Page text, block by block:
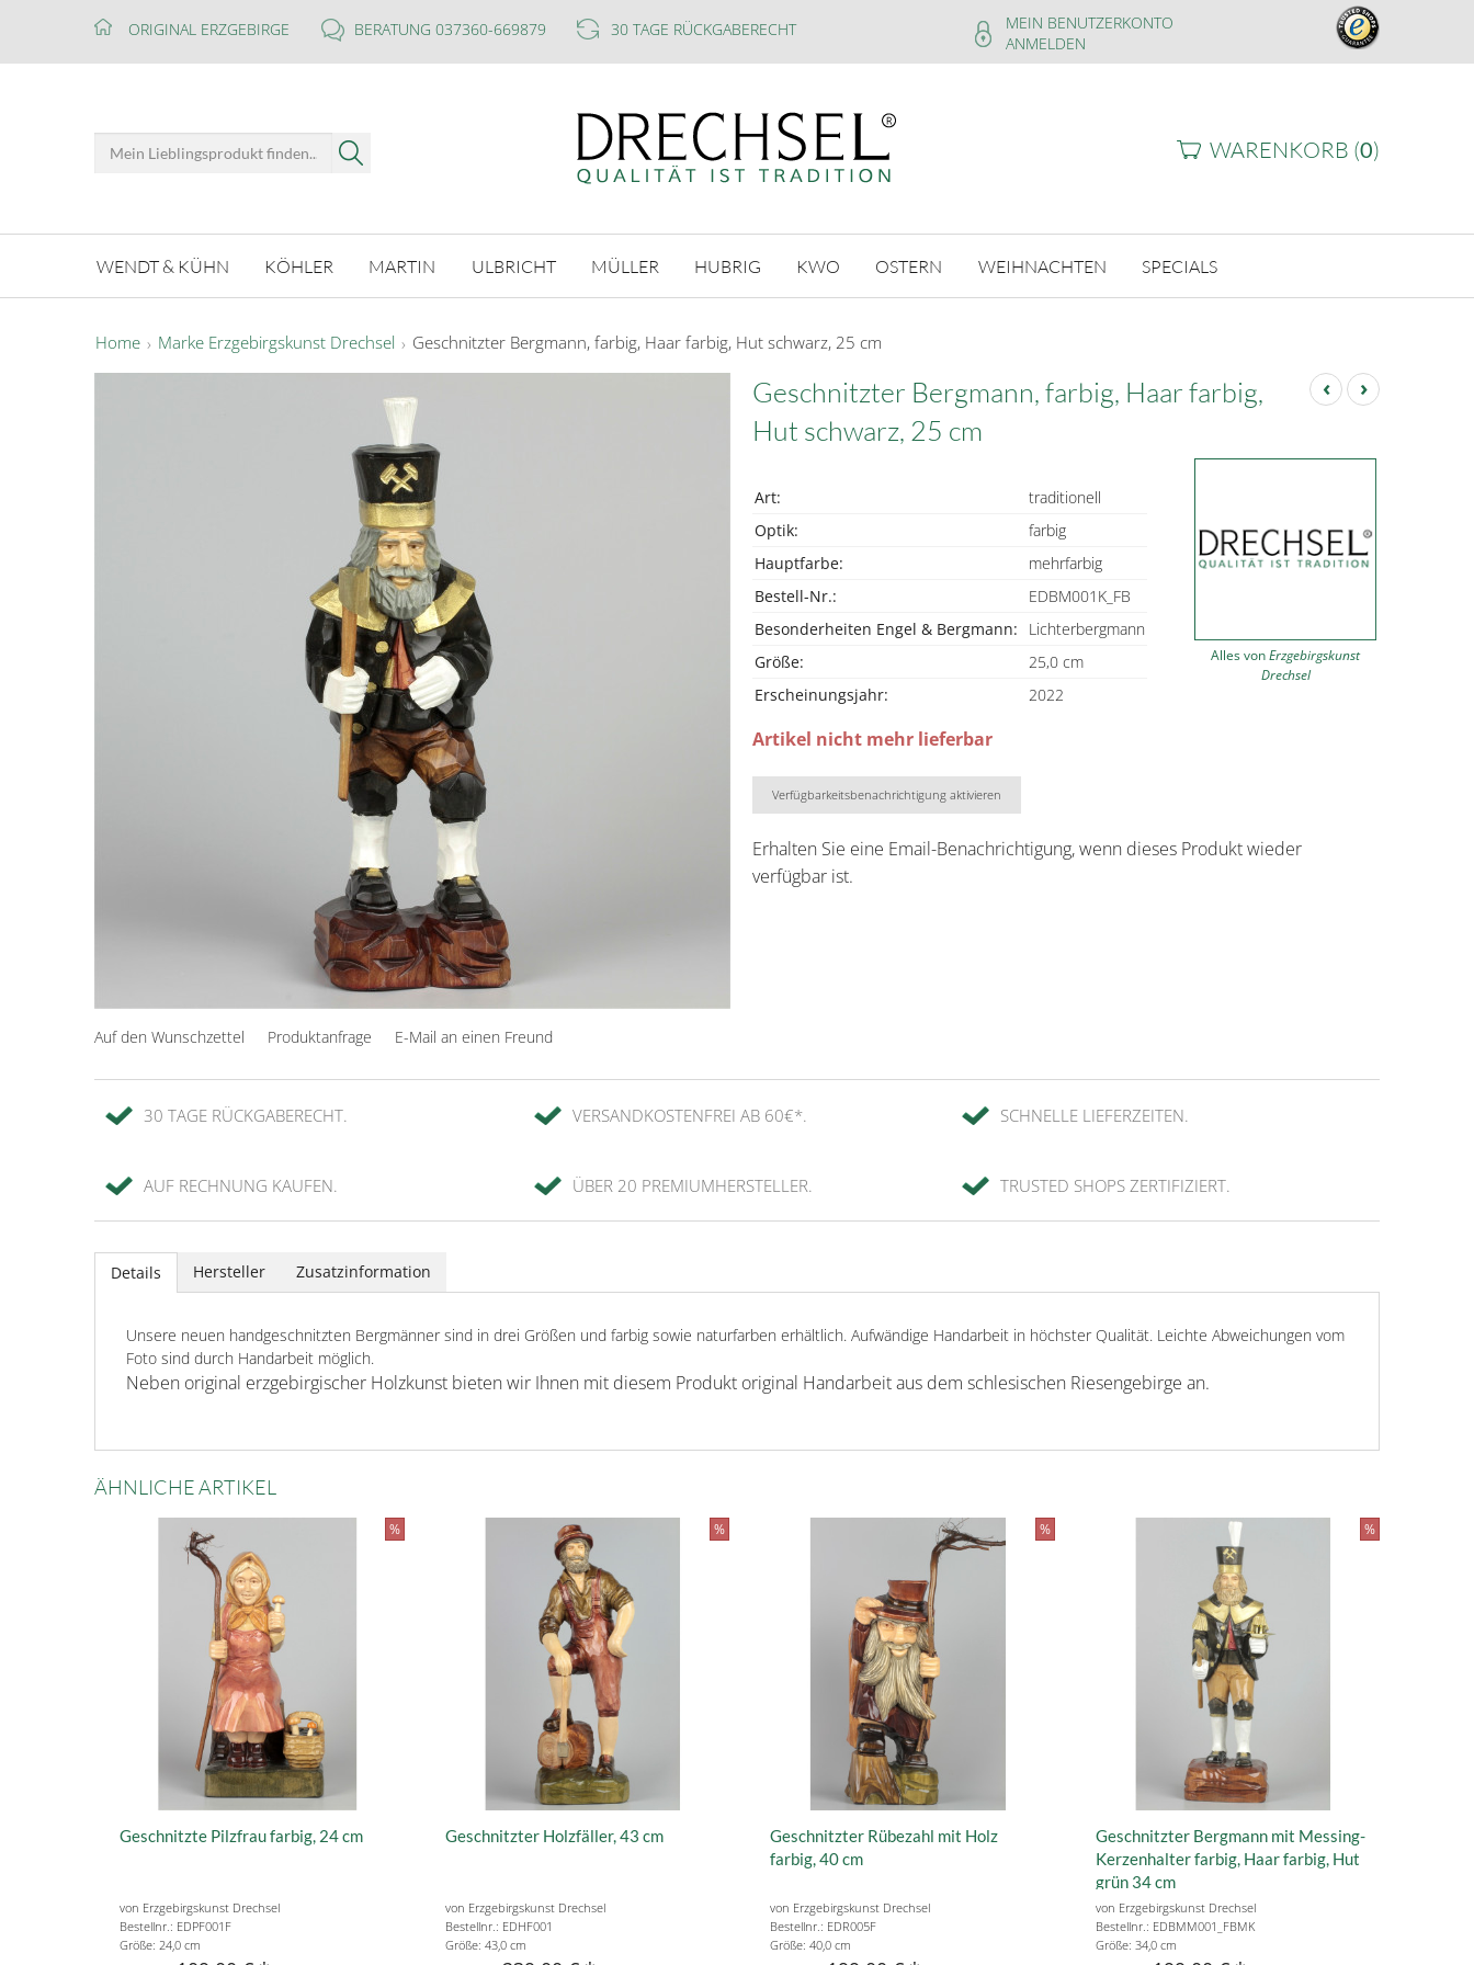
ORIGINAL ERZGEBIRGE BERATUNG 037360-669879 30 TAGE RÜCKGABERECHT
MEIN BENUTZERKONTO
ANMELDEN
WARENKORB (0)
WENDT & KÜHN KÖHLER MARTIN ULBRICHT MÜLLER HUBRIG KWO OSTERN WEIHNACHTEN SPECIALS
Home Marke Erzgebirgskunst Drechsel Geschnitzter Bergmann, farbig, Haar farbig, Hut schwarz, 25 cm
‹ ›
Geschnitzter Bergmann, farbig, Haar farbig,
Hut schwarz, 25 cm
Art:
traditionell
Optik:
farbig
Hauptfarbe:
mehrfarbig
Bestell-Nr.:
EDBM001K_FB
Besonderheiten Engel & Bergmann:
Lichterbergmann
Größe:
25,0 cm
Erscheinungsjahr:
2022
Alles vonErzgebirgskunst
Drechsel
Artikel nicht mehr lieferbar
Verfügbarkeitsbenachrichtigung aktivieren
Erhalten Sie eine Email-Benachrichtigung, wenn dieses Produkt wieder
verfügbar ist.
Auf den Wunschzettel Produktanfrage E-Mail an einen Freund
30 TAGE RÜCKGABERECHT. VERSANDKOSTENFREI AB 60€*. SCHNELLE LIEFERZEITEN.
AUF RECHNUNG KAUFEN. ÜBER 20 PREMIUMHERSTELLER. TRUSTED SHOPS ZERTIFIZIERT.
Details Hersteller Zusatzinformation
Unsere neuen handgeschnitzten Bergmänner sind in drei Größen und farbig sowie naturfarben erhältlich. Aufwändige Handarbeit in höchster Qualität. Leichte Abweichungen vom
Foto sind durch Handarbeit möglich.
Neben original erzgebirgischer Holzkunst bieten wir Ihnen mit diesem Produkt original Handarbeit aus dem schlesischen Riesengebirge an.
ÄHNLICHE ARTIKEL
%
Geschnitzte Pilzfrau farbig, 24 cm
von Erzgebirgskunst Drechsel
Bestellnr.: EDPF001F
Größe: 24,0 cm
%
Geschnitzter Holzfäller, 43 cm
von Erzgebirgskunst Drechsel
Bestellnr.: EDHF001
Größe: 43,0 cm
%
Geschnitzter Rübezahl mit Holz
farbig, 40 cm
von Erzgebirgskunst Drechsel
Bestellnr.: EDR005F
Größe: 40,0 cm
%
Geschnitzter Bergmann mit Messing-
Kerzenhalter farbig, Haar farbig, Hut
grün 34 cm
von Erzgebirgskunst Drechsel
Bestellnr.: EDBMM001_FBMK
Größe: 34,0 cm